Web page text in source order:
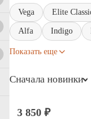
Vega Elite
Alfa Indigo
Показать еще
Сначала новинки
3 850 ₽